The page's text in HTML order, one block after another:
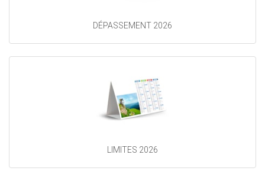
DÉPASSEMENT 2026
LIMITES 2026